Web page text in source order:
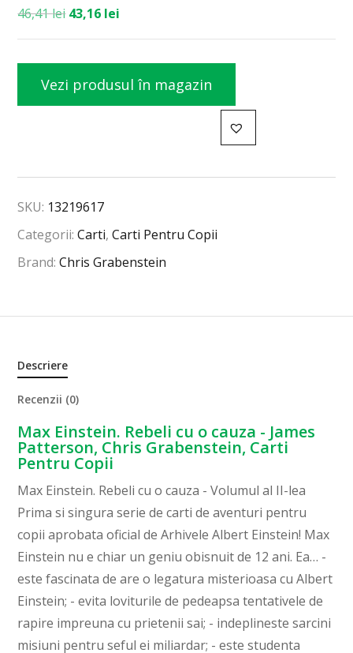
46,41lei 43,16 lei
Vezi produsul în magazin
SKU: 13219617
Categorii:Carti,Carti Pentru Copii
Brand:Chris Grabenstein
Descriere
Recenzii (0)
Max Einstein. Rebeli cu o cauza - James
Patterson, Chris Grabenstein, Carti
Pentru Copii
Max Einstein. Rebeli cu o cauza - Volumul al II-lea
Prima si singura serie de carti de aventuri pentru
copii aprobata oficial de Arhivele Albert Einstein! Max
Einstein nu e chiar un geniu obisnuit de 12 ani. Ea… -
este fascinata de are o legatura misterioasa cu Albert
Einstein; - evita loviturile de pedeapsa tentativele de
rapire impreuna cu prietenii sai; - indeplineste sarcini
misiuni pentru seful ei miliardar; - este studenta